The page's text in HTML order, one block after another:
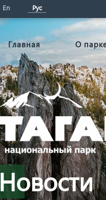
En Рус
Главная О
Новости